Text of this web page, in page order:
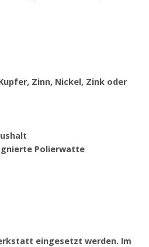
Zinn, Nickel, Zink oder
Polierwatte
eingesetzt werden. Im